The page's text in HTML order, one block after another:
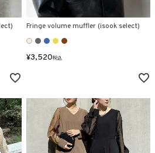
Fringe volume muffler (isook select)
¥3,520税込